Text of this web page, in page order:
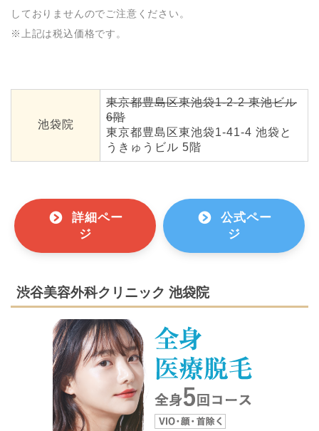
しておりませんのでご注意ください。
※上記は税込価格です。
池袋院
東京都豊島区東池袋1-2-2 東池ビル
6階
東京都豊島区東池袋1-41-4 池袋と
うきゅうビル 5階
詳細ペー
ジ
公式ペー
ジ
渋谷美容外科クリニック 池袋院